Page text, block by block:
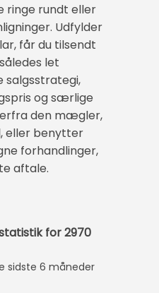
ringe rundt eller
Udfylder
får du tilsendt
let
salgsstrategi,
og særlige
den mægler,
eller benytter
forhandlinger,
aftale.
for 2970
sidste 6 måneder